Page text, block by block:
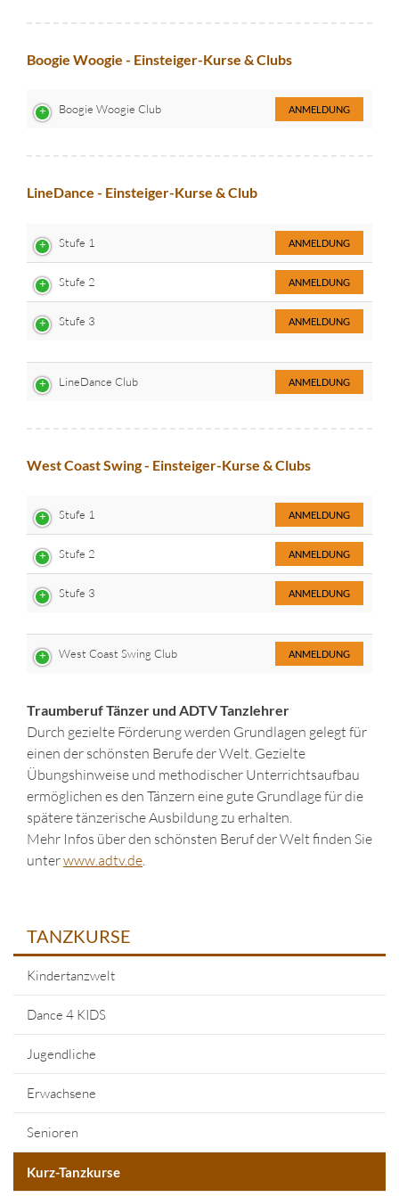
Boogie Woogie - Einsteiger-Kurse & Clubs
Boogie Woogie Club ANMELDUNG
LineDance - Einsteiger-Kurse & Club
Stufe 1 ANMELDUNG
Stufe 2 ANMELDUNG
Stufe 3 ANMELDUNG
LineDance Club ANMELDUNG
West Coast Swing - Einsteiger-Kurse & Clubs
Stufe 1 ANMELDUNG
Stufe 2 ANMELDUNG
Stufe 3 ANMELDUNG
West Coast Swing Club ANMELDUNG
Traumberuf Tänzer und ADTV Tanzlehrer
Durch gezielte Förderung werden Grundlagen gelegt für
einen der schönsten Berufe der Welt. Gezielte
Übungshinweise und methodischer Unterrichtsaufbau
ermöglichen es den Tänzern eine gute Grundlage für die
spätere tänzerische Ausbildung zu erhalten.
Mehr Infos über den schönsten Beruf der Welt finden Sie
unterwww.adtv.de
TANZKURSE
Kindertanzwelt
Dance 4 KIDS
Jugendliche
Erwachsene
Senioren
Kurz-Tanzkurse